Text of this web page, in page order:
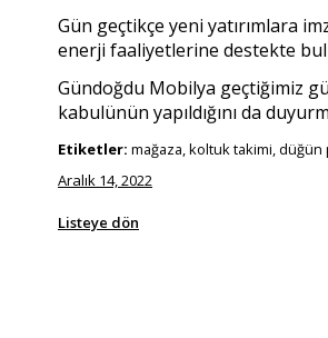
Gün geçtikçe yeni yatırımlara
enerji faaliyetlerine destekte
Gündoğdu Mobilya geçtiğimiz
kabulünün yapıldığını da
Etiketler: mağaza, koltuk takimi,
Aralık 14, 2022
Listeye dön